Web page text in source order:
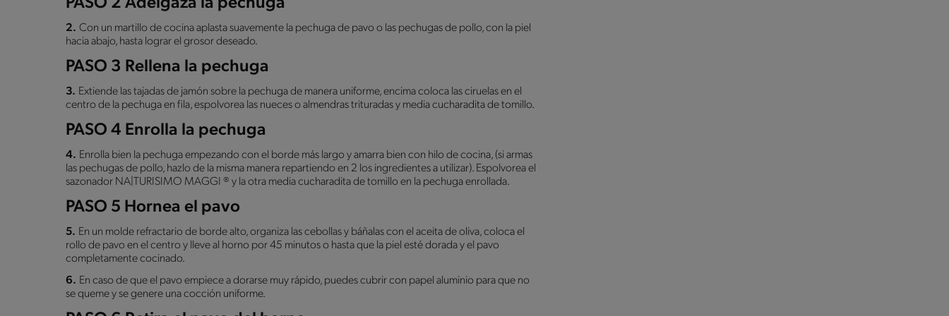
PASO 2 Adelgaza la pechuga
2. Con un martillo de cocina aplasta suavemente la pechuga de pavo o las pechugas de pollo, con la piel
hacia abajo, hasta lograr el grosor deseado.
PASO 3 Rellena la pechuga
3. Extiende las tajadas de jamón sobre la pechuga de manera uniforme, encima coloca las ciruelas en el
centro de la pechuga en fila, espolvorea las nueces o almendras trituradas y media cucharadita de tomillo.
PASO 4 Enrolla la pechuga
4. Enrolla bien la pechuga empezando con el borde más largo y amarra bien con hilo de cocina, (si armas
las pechugas de pollo, hazlo de la misma manera repartiendo en 2 los ingredientes a utilizar). Espolvorea el
sazonador NA|TURISIMO MAGGI ® y la otra media cucharadita de tomillo en la pechuga enrollada.
PASO 5 Hornea el pavo
5. En un molde refractario de borde alto, organiza las cebollas y báñalas con el aceita de oliva, coloca el
rollo de pavo en el centro y lleve al horno por 45 minutos o hasta que la piel esté dorada y el pavo
completamente cocinado.
6. En caso de que el pavo empiece a dorarse muy rápido, puedes cubrir con papel aluminio para que no
se queme y se genere una cocción uniforme.